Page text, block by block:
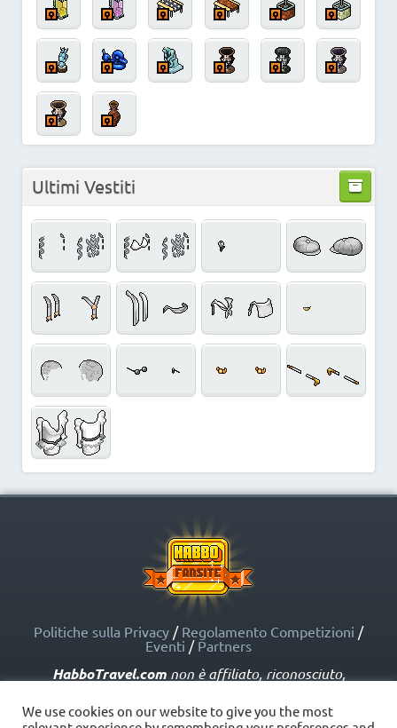
Ultimi Vestiti
Politiche sulla Privacy / Regolamento Competizioni /
Eventi / Partners
HabboTravel.comnon è affiliato, riconosciuto,
dalle società affiliate. HabboTravel.com può servirsi di
marchi registrati e altre proprietà intellettuali di Habbo
We use cookies on our website to give you the most